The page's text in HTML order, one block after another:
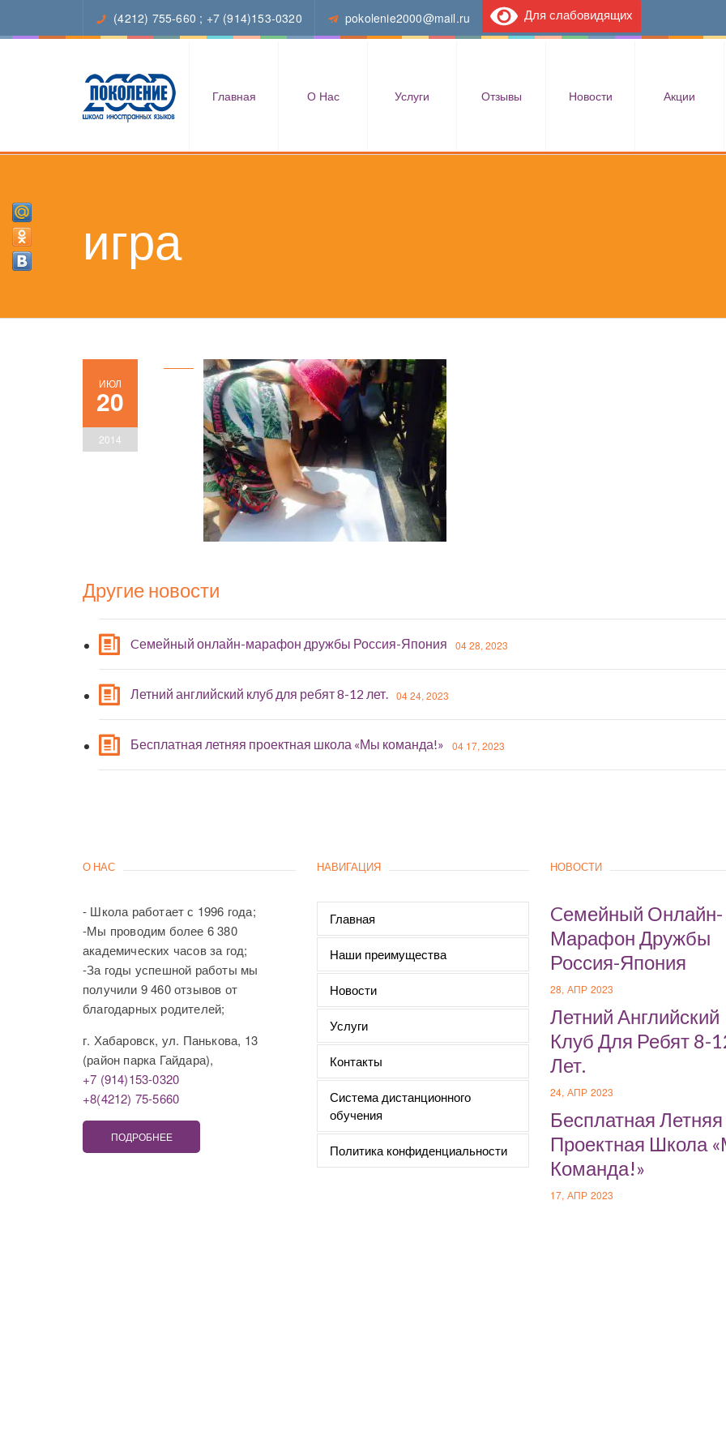
(4212) 755-660 ; +7 (914)153-0320 pokolenie2000@mail.ru Для слабовидящих
Главная О Нас Услуги Отзывы Новости Акции
игра
ИЮЛ
20
2014
Другие новости
Cемейный онлайн-марафон дружбы Россия-Япония 04 28, 2023
Летний английский клуб для ребят 8-12 лет. 04 24, 2023
Бесплатная летняя проектная школа «Мы команда!» 04 17, 2023
О НАС
- Школа работает с 1996 года;
-Мы проводим более 6 380
академических часов за год;
-За годы успешной работы мы
получили 9 460 отзывов от
благодарных родителей;
г. Хабаровск, ул. Панькова, 13
(район парка Гайдара),
+7 (914)153-0320
+8(4212) 75-5660
ПОДРОБНЕЕ
НАВИГАЦИЯ
Главная
Наши преимущества
Новости
Услуги
Контакты
Система дистанционного
обучения
Политика конфиденциальности
НОВОСТИ
Cемейный Онлайн-
Марафон Дружбы
Россия-Япония
28, АПР 2023
Летний Английский
Клуб Для Ребят 8-
Лет.
24, АПР 2023
Бесплатная Летняя
Проектная Школа
Команда!»
17, АПР 2023